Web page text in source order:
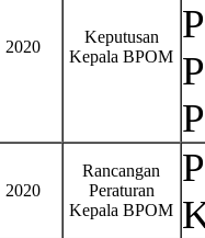
2020
Keputusan
Kepala BPOM
2020
Rancangan
Peraturan
Kepala BPOM